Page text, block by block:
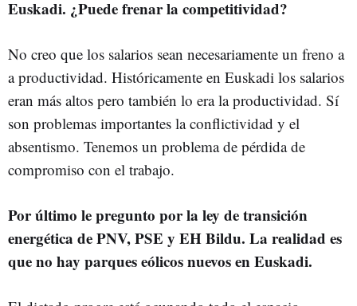
Euskadi. ¿Puede frenar la competitividad?
No creo que los salarios sean necesariamente un freno a
a productividad. Históricamente en Euskadi los salarios
eran más altos pero también lo era la productividad. Sí
son problemas importantes la conflictividad y el
absentismo. Tenemos un problema de pérdida de
compromiso con el trabajo.
Por último le pregunto por la ley de transición
energética de PNV, PSE y EH Bildu. La realidad es
que no hay parques eólicos nuevos en Euskadi.